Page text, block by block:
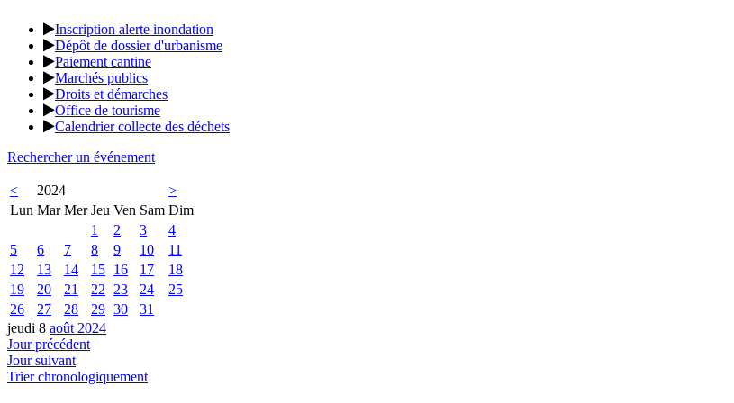
Inscription alerte inondation
Dépôt de dossier d'urbanisme
Paiement cantine
Marchés publics
Droits et démarches
Office de tourisme
Calendrier collecte des déchets
Rechercher un événement
< 2024
>
Lun Mar Mer Jeu Ven Sam Dim
1
2 3
4
5
6 7 8 9 10
11
12
13 14 15 16 17
18
19
20 21 22 23 24
25
26
27 28 29 30
31
jeudi 8 août 2024
Jour précédent
Jour suivant
Trier chronologiquement